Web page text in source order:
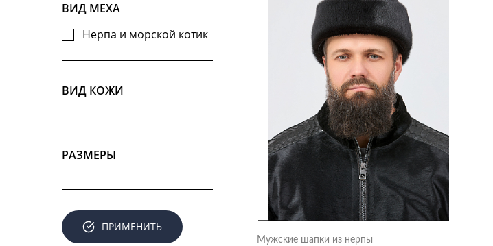
ВИД МЕХА
Нерпа и морской котик
ВИД КОЖИ
РАЗМЕРЫ
ПРИМЕНИТЬ
Мужские шапки из нерпы